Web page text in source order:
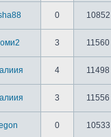
0 10852
3 11560
4 11498
3 11556
0 10533